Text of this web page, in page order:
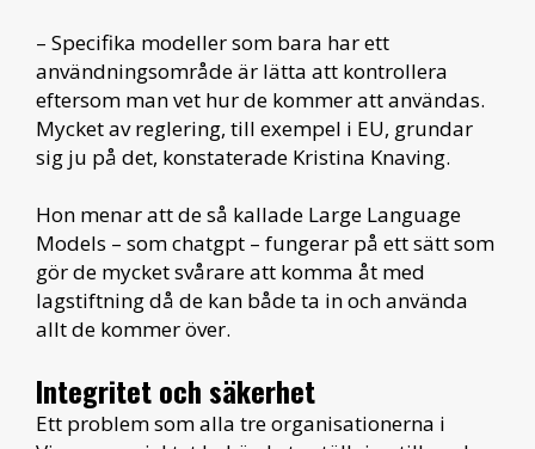
– Specifika modeller som bara har ett
användningsområde är lätta att kontrollera
eftersom man vet hur de kommer att användas.
Mycket av reglering, till exempel i EU, grundar
sig ju på det, konstaterade Kristina Knaving.
Hon menar att de så kallade Large Language
Models – som chatgpt – fungerar på ett sätt som
gör de mycket svårare att komma åt med
lagstiftning då de kan både ta in och använda
allt de kommer över.
Integritet och säkerhet
Ett problem som alla tre organisationerna i